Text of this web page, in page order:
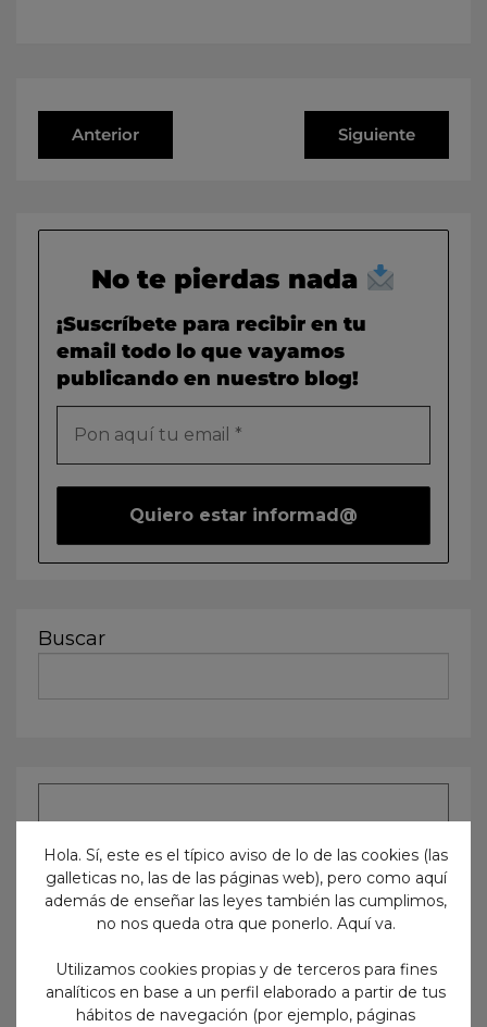
Anterior Siguiente
No te pierdas nada
¡Suscríbete para recibir en tu
email todo lo que vayamos
publicando en nuestro blog!
Buscar
Hola. Sí, este es el típico aviso de lo de las cookies (las
galleticas no, las de las páginas web), pero como aquí
además de enseñar las leyes también las cumplimos,
no nos queda otra que ponerlo. Aquí va.
Utilizamos cookies propias y de terceros para fines
analíticos en base a un perfil elaborado a partir de tus
hábitos de navegación (por ejemplo, páginas